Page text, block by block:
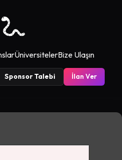
ÜniversitelerBize Ulaşın
Sponsor Talebi İlan Ver